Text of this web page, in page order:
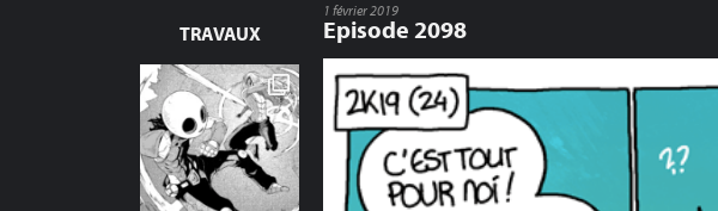
TRAVAUX
1 février 2019
Episode 2098